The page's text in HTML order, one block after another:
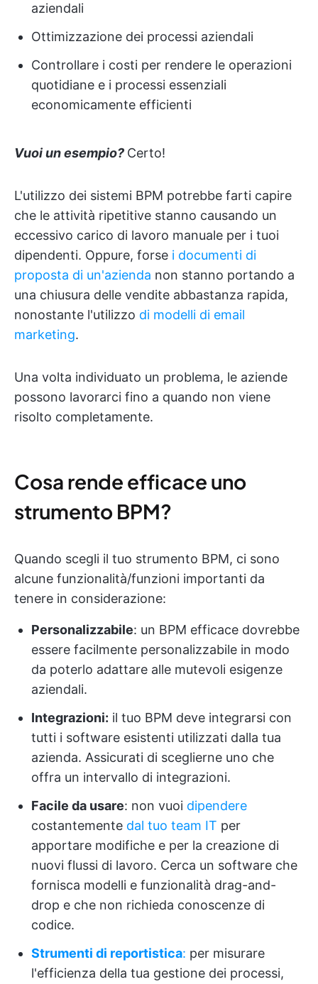
aziendali
Ottimizzazione dei processi aziendali
Controllare i costi per rendere le operazioni
quotidiane e i processi essenziali
economicamente efficienti
Vuoi un esempio? Certo!
L'utilizzo dei sistemi BPM potrebbe farti capire
che le attività ripetitive stanno causando un
eccessivo carico di lavoro manuale per i tuoi
dipendenti. Oppure, forse i documenti di
proposta di un'azienda non stanno portando a
una chiusura delle vendite abbastanza rapida,
nonostante l'utilizzo di modelli di email
marketing.
Una volta individuato un problema, le aziende
possono lavorarci fino a quando non viene
risolto completamente.
Cosa rende efficace uno
strumento BPM?
Quando scegli il tuo strumento BPM, ci sono
alcune funzionalità/funzioni importanti da
tenere in considerazione:
Personalizzabile: un BPM efficace dovrebbe
essere facilmente personalizzabile in modo
da poterlo adattare alle mutevoli esigenze
aziendali.
Integrazioni: il tuo BPM deve integrarsi con
tutti i software esistenti utilizzati dalla tua
azienda. Assicurati di sceglierne uno che
offra un intervallo di integrazioni.
Facile da usare: non vuoi dipendere
costantemente dal tuo team IT per
apportare modifiche e per la creazione di
nuovi flussi di lavoro. Cerca un software che
fornisca modelli e funzionalità drag-and-
drop e che non richieda conoscenze di
codice.
Strumenti di reportistica: per misurare
l'efficienza della tua gestione dei processi,